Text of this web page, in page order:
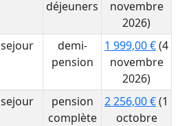
déjeuners
novembre
2026)
sejour
demi-
pension
1 999,00 €(4
novembre
2026)
sejour
pension
complète
2 256,00 €(1
octobre